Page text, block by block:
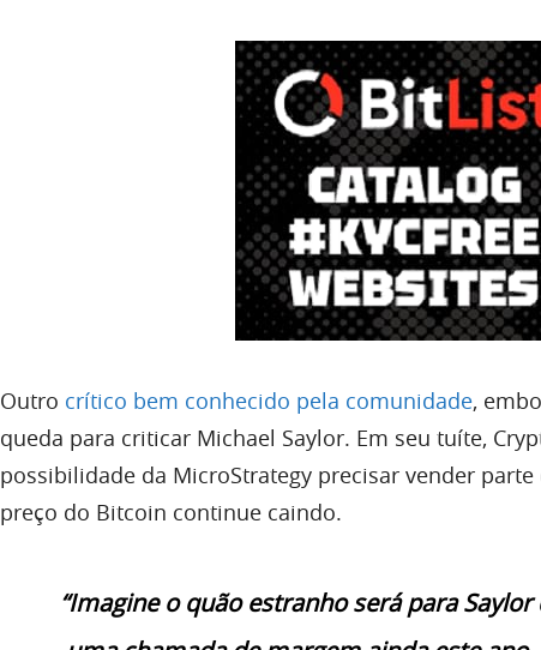
Outro crítico bem conhecido pela comunidade,
queda para criticar Michael Saylor. Em seu tuíte,
possibilidade da MicroStrategy precisar vender
preço do Bitcoin continue caindo.
“Imagine o quão estranho será para